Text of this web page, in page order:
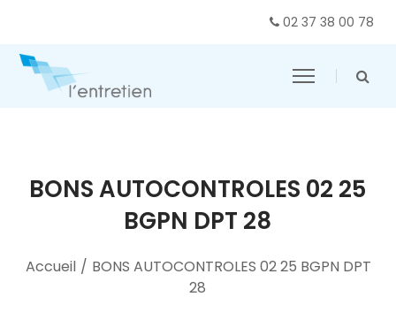
02 37 38 00 78
BONS AUTOCONTROLES 02 25
BGPN DPT 28
Accueil / BONS AUTOCONTROLES 02 25 BGPN DPT
28